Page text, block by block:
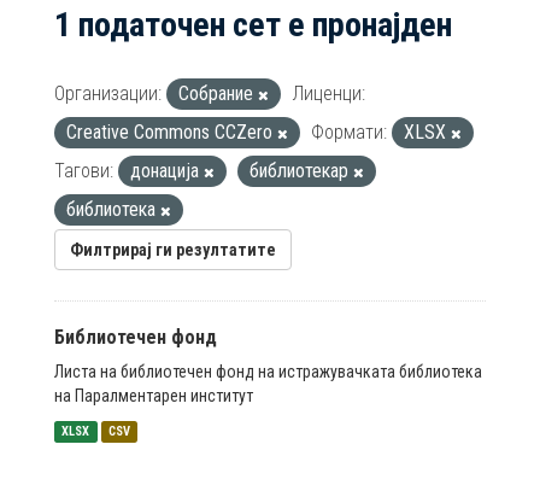
1 податочен сет е пронајден
Организации: Собрание
Лиценци:
Creative Commons CCZero
Формати:
XLSX
Тагови:
донација
библиотекар
библиотека
Филтрирај ги резултатите
Библиотечен фонд
Листа на библиотечен фонд на истражувачката библиотека
на Паралментарен институт
XLSX CSV